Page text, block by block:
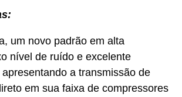
um novo padrão em alta
nível de ruído e excelente
a transmissão de
em sua faixa de compressores